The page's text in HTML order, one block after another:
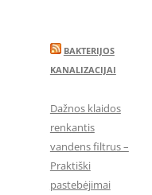
BAKTERIJOS
KANALIZACIJAI
Dažnos klaidos
renkantis
vandens filtrus –
Praktiški
pastebėjimai